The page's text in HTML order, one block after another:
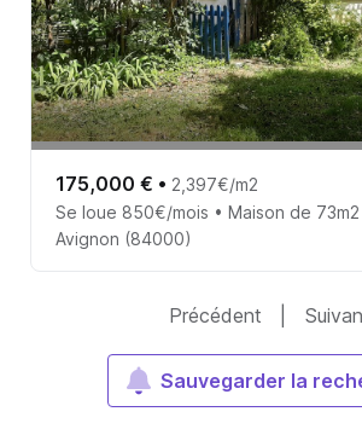
175,000 € • 2,397€/m2
Se loue 850€/mois • Maison de 73m2
Avignon (84000)
Précédent
Sauvegarder la